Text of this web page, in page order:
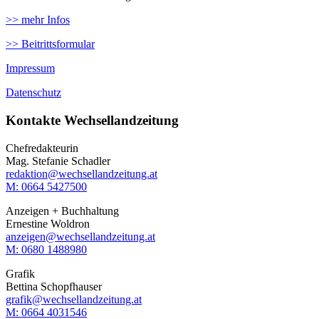
>> mehr Infos
>> Beitrittsformular
Impressum
Datenschutz
Kontakte Wechsellandzeitung
Chefredakteurin
Mag. Stefanie Schadler
redaktion@wechsellandzeitung.at
M: 0664 5427500‬
Anzeigen + Buchhaltung
Ernestine Woldron
anzeigen@wechsellandzeitung.at
M: ‭0680 1488980‬
Grafik
Bettina Schopfhauser
grafik@wechsellandzeitung.at
M: 0664 4031546